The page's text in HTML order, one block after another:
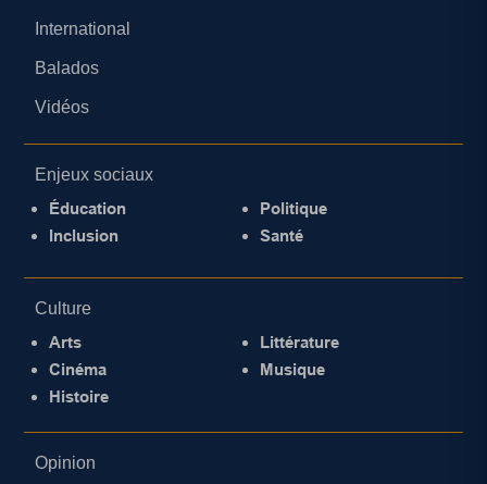
International
Balados
Vidéos
Enjeux sociaux
Éducation
Inclusion
Politique
Santé
Culture
Arts
Cinéma
Histoire
Littérature
Musique
Opinion